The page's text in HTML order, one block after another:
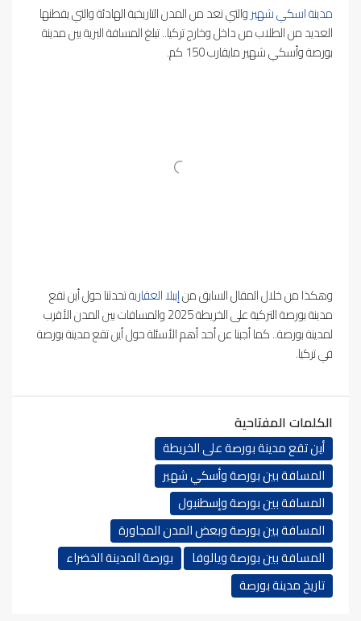
مدينة اسكي شهيروالتي تعد من المدن التاريخية الهادئة والتي يقطنها
العديد من الطلاب من داخل وخارج تركيا.. تبلغ المسافة البرية بين مدينة
بورصة وأسكي شهير مايقارب 150 كم.
وهكذا من خلال المقال السابق منإيبلا العقاريةتحدثنا حول أين تقع
مدينة بورصة التركية على الخريطة 2025 والمسافات بين المدن الأقرب
لمدينة بورصة.. كما أجبنا عن أحد أهم الأسئلة حول أين تقع مدينة بورصة
في تركيا.
الكلمات المفتاحية
أين تقع مدينة بورصة على الخريطة
المسافة بين بورصة وأسكي شهير
المسافة بين بورصة وإسطنبول
المسافة بين بورصة وبعض المدن المجاورة
المسافة بين بورصة ويالوفا
بورصة المدينة الخضراء
تاريخ مدينة بورصة